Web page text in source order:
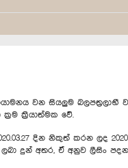
වන සියලුම බලපත්‍රලාභී
ක්‍රියාත්මක වේ.
දින නිකුත් කරන ලද 2020
දුන් අතර, ඒ අනුව ලීසිං